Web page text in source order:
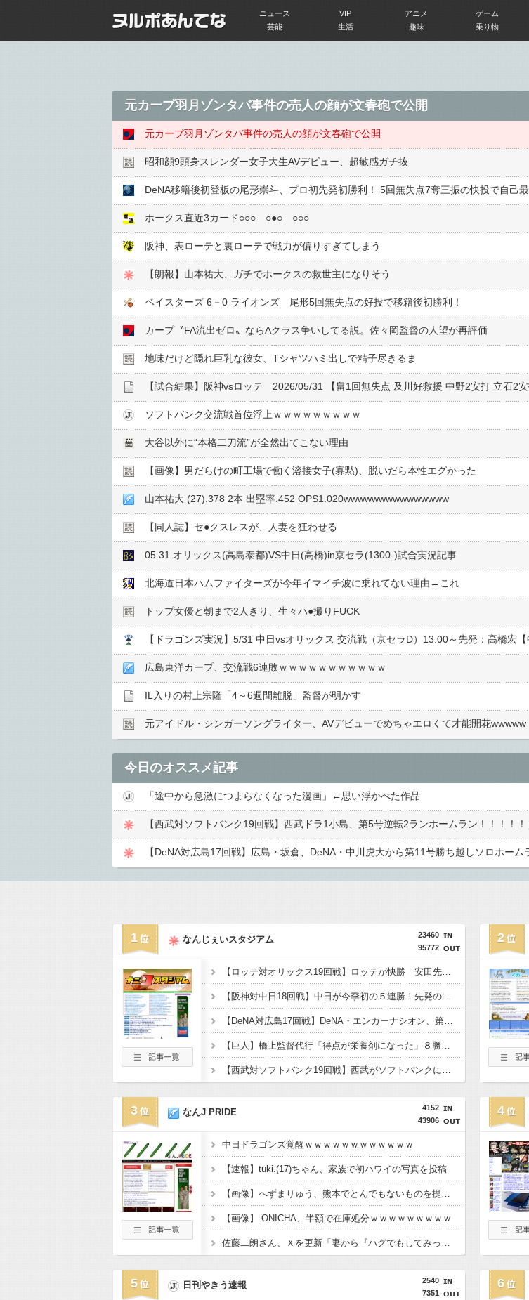
ニュース VIP アニメ ゲーム
芸能
生活 趣味 乗り物
元カープ羽月ゾンタバ事件の売人の顔が文春砲で公開
元カープ羽月ゾンタバ事件の売人の顔が文春砲で公開
昭和顔9頭身スレンダー女子大生AVデビュー、超敏感ガチ抜
DeNA移籍後初登板の尾形崇斗、プロ初先発初勝利！ 5回無失点7奪三振の快投で自己
ホークス直近3カード○○○ ○●○ ○○○
阪神、表ローテと裏ローテで戦力が偏りすぎてしまう
【朗報】山本祐大、ガチでホークスの救世主になりそう
ベイスターズ 6－0 ライオンズ 尾形5回無失点の好投で移籍後初勝利！
カープ〝FA流出ゼロ〟ならAクラス争いしてる説。佐々岡監督の人望が再評価
地味だけど隠れ巨乳な彼女、Tシャツハミ出しで精子尽きるま
【試合結果】阪神vsロッテ 2026/05/31 【畠1回無失点 及川好救援 中野2安打 立石2安
ソフトバンク交流戦首位浮上ｗｗｗｗｗｗｗｗｗ
大谷以外に“本格二刀流”が全然出てこない理由
【画像】男だらけの町工場で働く溶接女子(寡黙)、脱いだら本性エグかった
山本祐大 (27).378 2本 出塁率.452 OPS1.020wwwwwwwwwwwwwww
【同人誌】セ●︎クスレスが、人妻を狂わせる
05.31 オリックス(高島泰都)VS中日(高橋)in京セラ(1300-)試合実況記事
北海道日本ハムファイターズが今年イマイチ波に乗れてない理由←これ
トップ女優と朝まで2人きり、生々ハ●︎撮りFUCK
【ドラゴンズ実況】5/31 中日vsオリックス 交流戦（京セラD）13:00～先発：高橋宏
広島東洋カープ、交流戦6連敗ｗｗｗｗｗｗｗｗｗｗｗ
IL入りの村上宗隆「4～6週間離脱」監督が明かす
元アイドル・シンガーソングライター、AVデビューでめちゃエロくて才能開花wwwww
今日のオススメ記事
「途中から急激につまらなくなった漫画」←思い浮かべた作品
1
23460
95772
なんじぇいスタジアム
【ロッテ対オリックス19回戦】ロッテが快勝 安田先制２点二塁打、ソトは１５号２ラン 初回一挙４点 ジャクソンは三塁踏ませず７回０封８勝目
【阪神対中日18回戦】中日が今季初の５連勝！先発のマラーが７回１失点＆２点三塁打と獅子奮迅 最大２０あった借金は１３に
【DeNA対広島17回戦】DeNA・エンカーナシオン、第7号同点ソロホームラン！！！！！！！！！！！！！！！
【巨人】橋上監督代行「得点が栄養剤になった」８勝目の竹丸和幸たたえる「悩んだ」５番・笹原操希が的中…一問一答
【西武対ソフトバンク19回戦】西武がソフトバンクに逆転勝ちで2位浮上！連敗は3でストップ 8回2死松本裕から小島が5号逆転V弾 隅田7回1失点粘投 篠原2勝目 甲斐野13S
2
3
4152
43906
なんJ PRIDE
中日ドラゴンズ覚醒ｗｗｗｗｗｗｗｗｗｗｗｗ
【速報】tuki.(17)ちゃん、家族で初ハワイの写真を投稿
【画像】へずまりゅう、熊本でとんでもないものを提供してしまい大炎上ｗｗｗｗｗ
【画像】 ONICHA、半額で在庫処分ｗｗｗｗｗｗｗｗｗ
佐藤二朗さん、Ｘを更新「妻から『ハグでもしてみっか』と言われました」ｗｗｗｗ
4
5
2540
7351
日刊やきう速報 6